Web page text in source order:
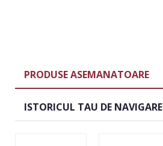
PRODUSE ASEMANATOARE
ISTORICUL TAU DE NAVIGARE